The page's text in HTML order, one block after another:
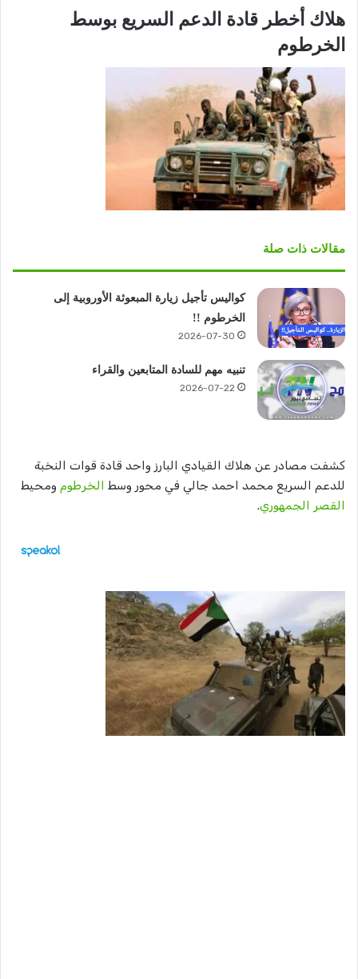
هلاك أخطر قادة الدعم السريع بوسط
الخرطوم
مقالات ذات صلة
كواليس تأجيل زيارة المبعوثة الأوروبية إلى
الخرطوم !!
2026-07-30
تنبيه مهم للسادة المتابعين والقراء
2026-07-22
كشفت مصادر عن هلاك القيادي البارز واحد قادة قوات النخبة
للدعم السريع محمد احمد جالي في محور وسط الخرطوم ومحيط
القصر الجمهوري.